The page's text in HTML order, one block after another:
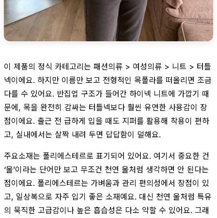
이 제품의 정식 카테고리는 패션의류 > 여성의류 > 니트 > 터틀
넥이에요. 하지만 이름만 보고 전형적인 목폴라를 떠올리면 조금
다를 수 있어요. 반집업 구조가 들어간 하이넥 니트에 가깝기 때
문에, 목을 완전히 감싸는 터틀넥보다 훨씬 유연한 사용감이 장
점이에요. 출근 전 급하게 입을 때도 지퍼를 활용해 착용이 편하
고, 실내에서는 살짝 내려 두면 답답함이 덜해요.
주요소재는 폴리에스테르로 표기되어 있어요. 여기서 중요한 건
‘울’이라는 단어만 보고 무조건 천연 울처럼 생각하면 안 된다는
점이에요. 폴리에스테르는 가벼움과 관리 편의성에서 장점이 있
고, 일상복으로 자주 입기 좋은 소재예요. 대신 천연 울처럼 특유
의 묵직한 고급감이나 높은 흡습성은 다소 약할 수 있어요. 그래